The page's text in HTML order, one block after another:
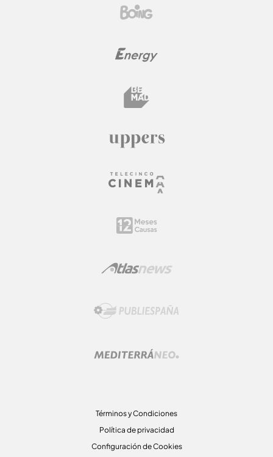
Términos y Condiciones
Política de privacidad
Configuración de Cookies